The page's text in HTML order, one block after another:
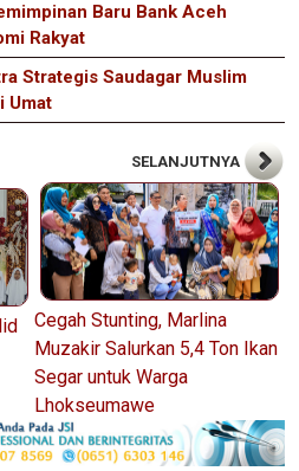
Baru Bank Aceh
Rakyat
Strategis Saudagar Muslim
Umat
SELANJUTNYA
Cegah Stunting, Marlina
Muzakir Salurkan 5,4 Ton Ikan
Segar untuk Warga
Lhokseumawe